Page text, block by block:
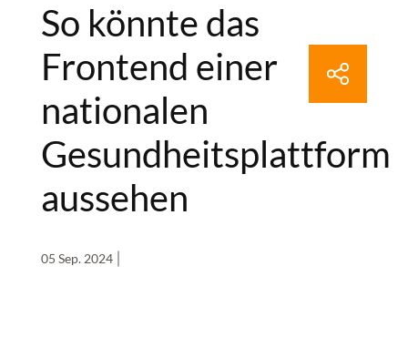
GESUNDHEITSPLATTFORM AUSSEHEN
So könnte das
Frontend einer
nationalen
Gesundheitsplattform
aussehen
05 Sep. 2024